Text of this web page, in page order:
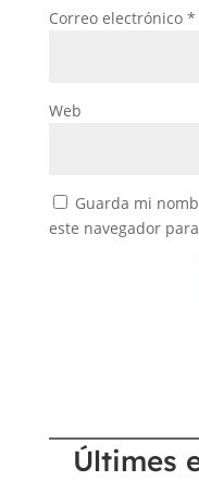
Correo electrónico *
Web
Guarda mi
este navegador
Últimes